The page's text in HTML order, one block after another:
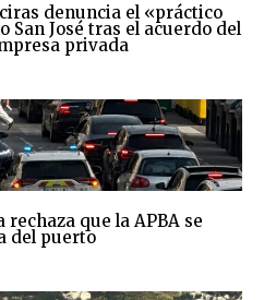
denuncia el «práctico
José tras el acuerdo del
privada
que la APBA se
del puerto